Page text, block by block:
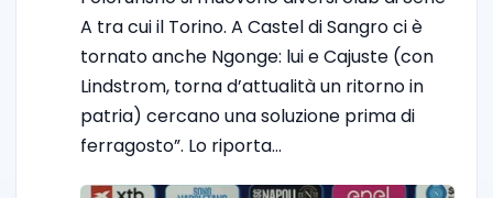
A tra cui il Torino. A Castel di Sangro ci è
tornato anche Ngonge: lui e Cajuste (con
Lindstrom, torna d’attualità un ritorno in
patria) cercano una soluzione prima di
ferragosto”. Lo riporta…